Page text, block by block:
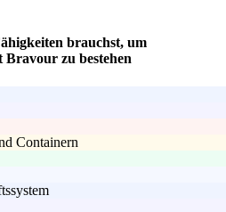
brauchst, um
zu bestehen
Containern